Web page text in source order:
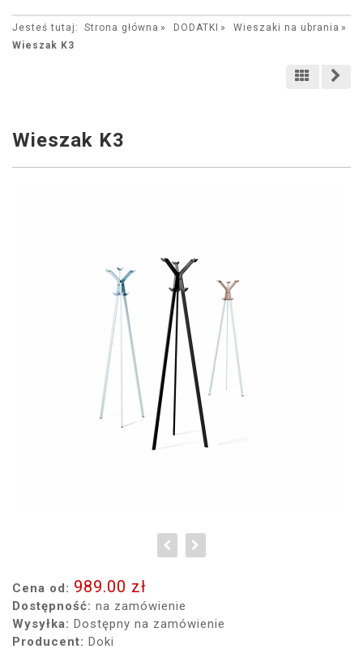
Jesteś tutaj: Strona główna DODATKI
Wieszaki na ubrania
Wieszak K3
Wieszak K3
Cena od: 989.00 zł
Dostępność: na zamówienie
Wysyłka: Dostępny na zamówienie
Producent: Doki